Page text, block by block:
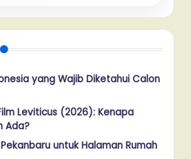
yang Wajib Diketahui Calon
Leviticus (2026): Kenapa
Ada?
untuk Halaman Rumah